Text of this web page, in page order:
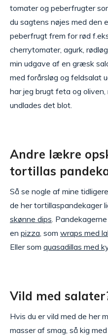
tomater og peberfrugter
du sagtens nøjes med den
peberfrugt frem for rød
cherrytomater, agurk,
min udgave af en græsk
med forårsløg og feldsalat
har jeg brugt feta og
undlades det blot.
Andre lækre
tortillas
Så se nogle af mine
de her tortillaspandekager
skønne dips.
en pizza, som wraps med
Eller som quasadillas med
Vild med
Hvis du er vild med de her
masser af smag, så kig